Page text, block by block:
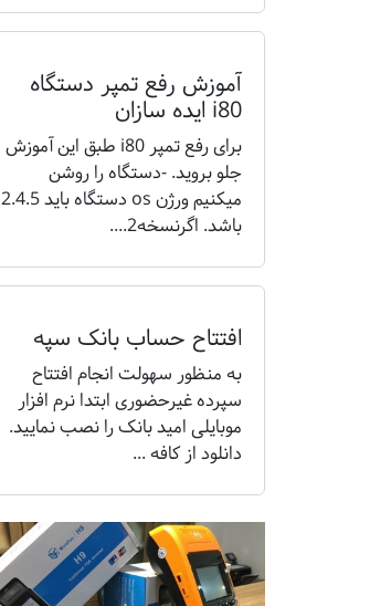
آموزش رفع تمپر دستگاه
i80 ایده سازان
برای رفع تمپر i80 طبق این آموزش
جلو بروید. -دستگاه را روشن
میکنیم ورژن os دستگاه باید 2.4.5
باشد. اگرنسخه2....
افتتاح حساب بانک سپه
به منظور سهولت انجام افتتاح
سپرده غیرحضوری ابتدا نرم افزار
موبایلی امید بانک را نصب نمایید.
دانلود از کافه ...